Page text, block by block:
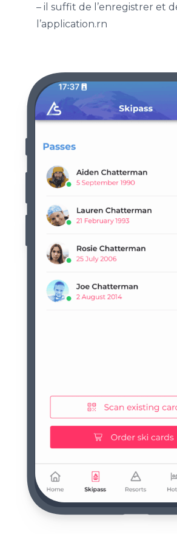
– il suffit de l’enregistrer et
l’application.rn